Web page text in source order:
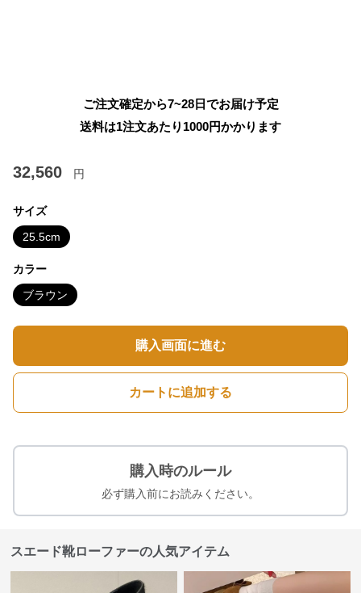
ご注文確定から7~28日でお届け予定
送料は1注文あたり 1000円かかります
32,560 円
サイズ
25.5cm
カラー
ブラウン
購入画面に進む
カートに追加する
購入時のルール
必ず購入前にお読みください。
スエード靴ローファーの人気アイテム